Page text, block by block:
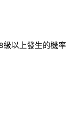
級以上發生的機率